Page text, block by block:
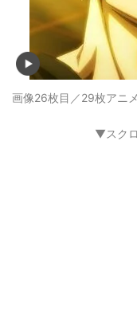
画像26枚目／29枚アニ
▼スク